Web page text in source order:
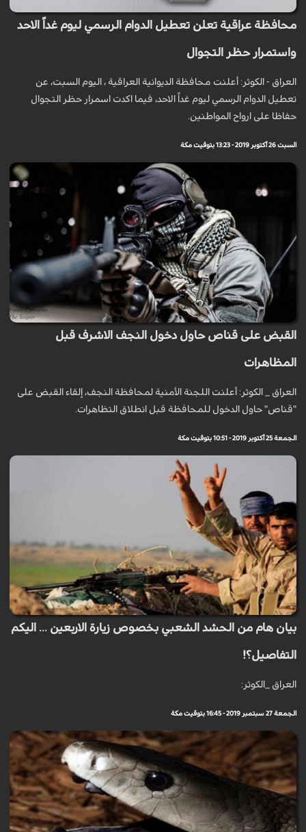
محافظة عراقية تعلن تعطيل الدوام الرسمي ليوم غداً الاحد
واستمرار حظر التجوال
العراق - الكوثر: أعلنت محافظة الديوانية العراقية ، اليوم السبت، عن
تعطيل الدوام الرسمي ليوم غداً الاحد، فيما اكدت اسمرار حظر التجوال
حفاظا على ارواح المواطنين.
السبت 26 أكتوبر 2019 - 13:23 بتوقيت مكة
القبض على قناص حاول دخول النجف الاشرف قبل
المظاهرات
العراق _ الكوثر: أعلنت اللجنة الأمنية لمحافظة النجف، إلقاء القبض على
"قناص" حاول الدخول للمحافظة قبل انطلاق التظاهرات.
الجمعة 25 أكتوبر 2019 - 10:51 بتوقيت مكة
بيان هام من الحشد الشعبي بخصوص زيارة الاربعين ... اليكم
التفاصيل؟!
العراق _الكوثر:
الجمعة 27 سبتمبر 2019 - 16:45 بتوقيت مكة